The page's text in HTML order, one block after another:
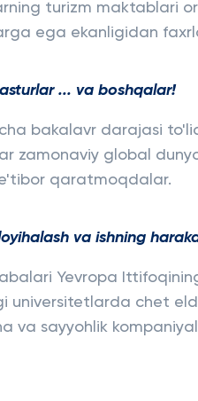
turizm maktablari
ega ekanligidan
... va boshqalar!
bakalavr darajasi
zamonaviy global
qaratmoqdalar.
va ishning
Yevropa
universitetlarda chet
va sayyohlik